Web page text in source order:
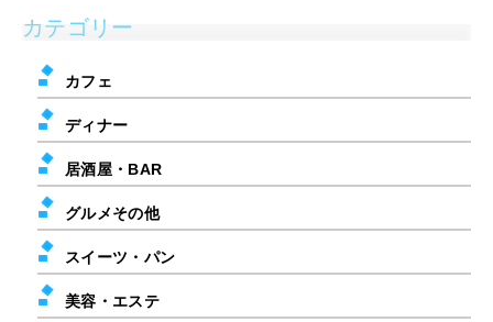
カテゴリー
カフェ
ディナー
居酒屋・BAR
グルメその他
スイーツ・パン
美容・エステ